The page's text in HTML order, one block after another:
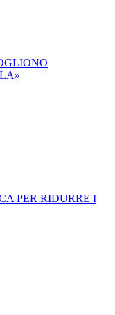
PER RIDURRE I